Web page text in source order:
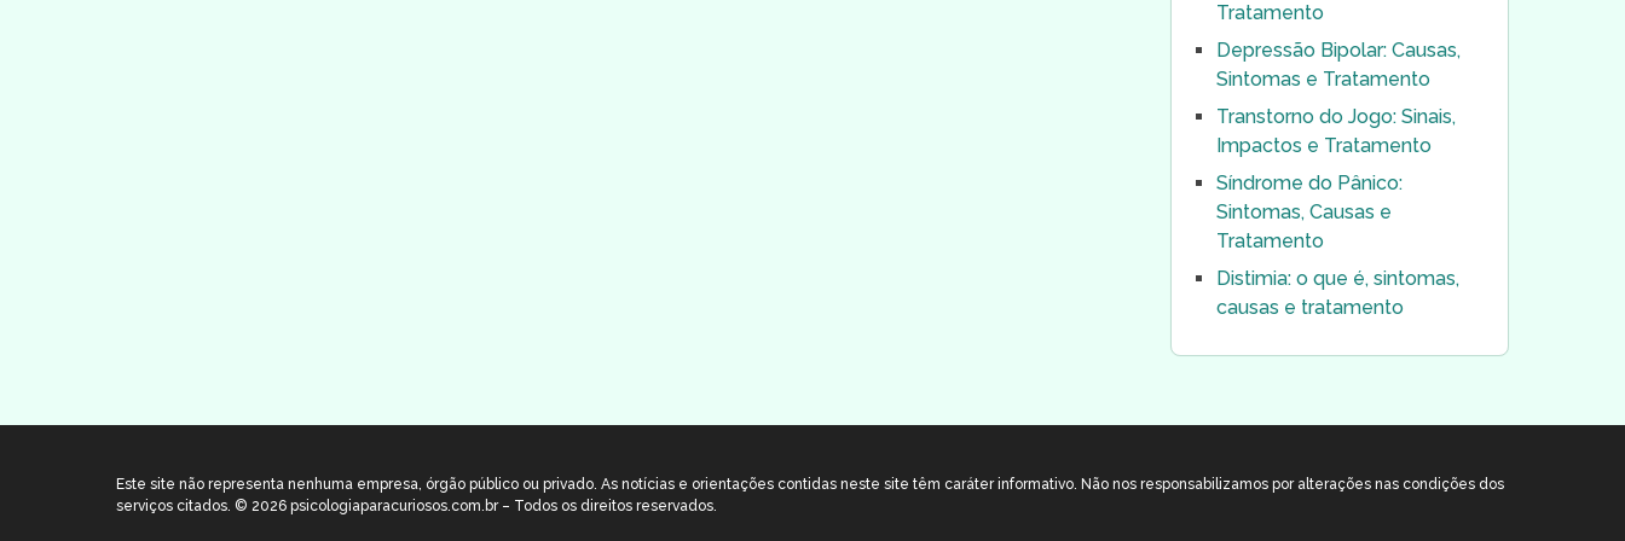
Tratamento
Depressão Bipolar: Causas,
Sintomas e Tratamento
Transtorno do Jogo: Sinais,
Impactos e Tratamento
Síndrome do Pânico:
Sintomas, Causas e
Tratamento
Distimia: o que é, sintomas,
causas e tratamento
Este site não representa nenhuma empresa, órgão público ou privado. As notícias e orientações contidas neste site têm caráter informativo. Não nos responsabilizamos por alterações nas condições dos
serviços citados. © 2026 psicologiaparacuriosos.com.br – Todos os direitos reservados.